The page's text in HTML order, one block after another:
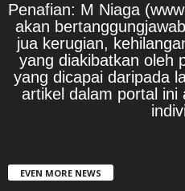
Penafian: M Niaga
akan
jua kerugian,
yang diakibatkan oleh
yang dicapai daripada
artikel dalam portal ini
EVEN MORE NEWS